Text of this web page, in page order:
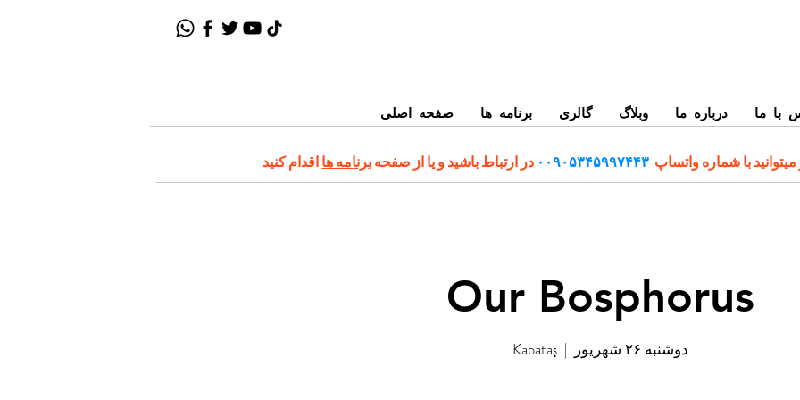
با شماره واتساپ ۰۰۹۰۵۳۴۵۹۹۷۴۴۳ در ارتباط باشید و یا از صفحه برنامه ها
صفحه اصلی برنامه ها گالری وبلاگ درباره ما با ما
Our Bosphorus
دوشنبه ۲۶ شهریور
  |
Kabataş